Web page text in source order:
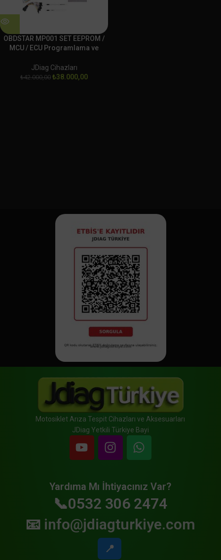
OBDSTAR MP001 SET EEPROM /
MCU / ECU Programlama ve
JDiag Cihazları
₺42.000,00 ₺38.000,00
Motosiklet Arıza Tespit Cihazları ve Aksesuarları
JDiag Yetkili Türkiye Bayi
Yardıma Mı İhtiyacınız Var?
📞0532 306 2474
📧 info@jdiagturkiye.com
📍